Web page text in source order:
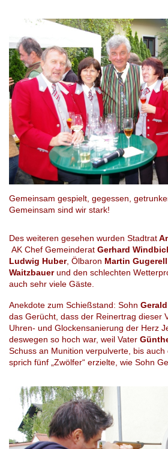
Gemeinsam gespielt, gegessen,
Gemeinsam sind wir stark!
Des weiteren gesehen wurden Stadtrat
AK Chef Gemeinderat Gerhard
Ludwig Huber, Ölbaron Martin Gugerell
Waitzbauerund den schlechten
auch sehr viele Gäste.
Anekdote zum Schießstand: Sohn
das Gerücht, dass der Reinertrag dieser
Uhren- und Glockensanierung der Herz
deswegen so hoch war, weil Vater
Schuss an Munition verpulverte, bis auch
sprich fünf „Zwölfer“ erzielte, wie Sohn